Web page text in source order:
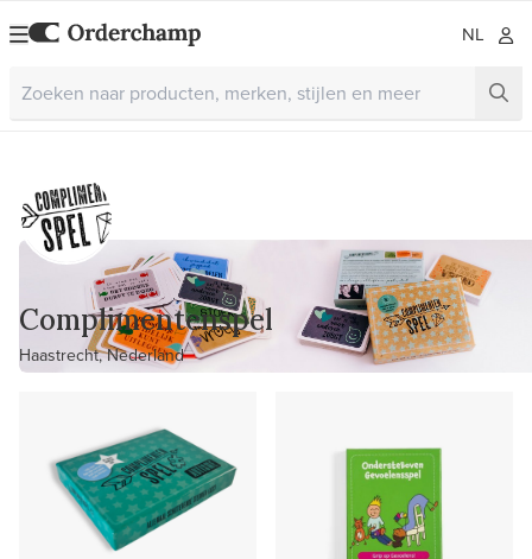
NL
Complimentenspel
Haastrecht, Nederland